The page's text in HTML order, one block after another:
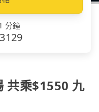
分鐘
3129
共乘$1550 九